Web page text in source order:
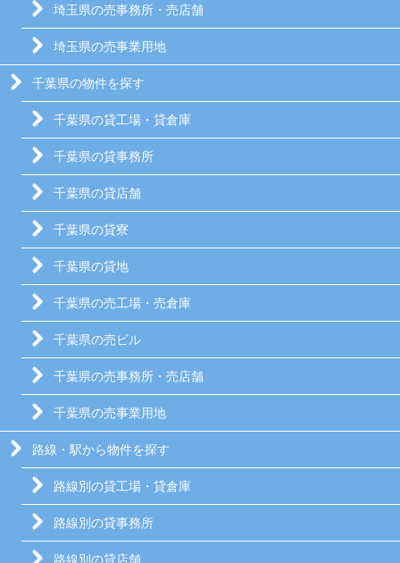
埼玉県の売事務所・売店舗
埼玉県の売事業用地
千葉県の物件を探す
千葉県の貸工場・貸倉庫
千葉県の貸事務所
千葉県の貸店舗
千葉県の貸寮
千葉県の貸地
千葉県の売工場・売倉庫
千葉県の売ビル
千葉県の売事務所・売店舗
千葉県の売事業用地
路線・駅から物件を探す
路線別の貸工場・貸倉庫
路線別の貸事務所
路線別の貸店舗